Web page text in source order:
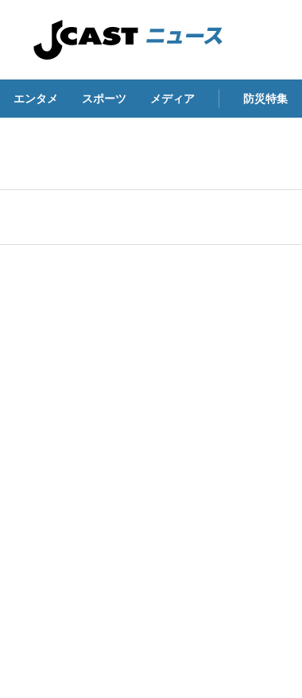
エンタメ スポーツ メディア 防災特集